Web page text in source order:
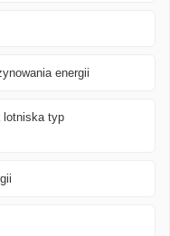
energii
lotniska typ